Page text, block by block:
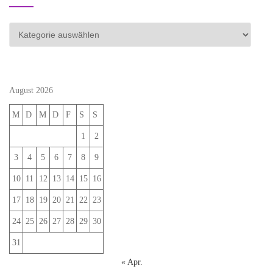
Kategorien
August 2026
M D M D F S S
1 2
3 4 5 6 7 8 9
10 11 12 13 14 15 16
17 18 19 20 21 22 23
24 25 26 27 28 29 30
31
« Apr.